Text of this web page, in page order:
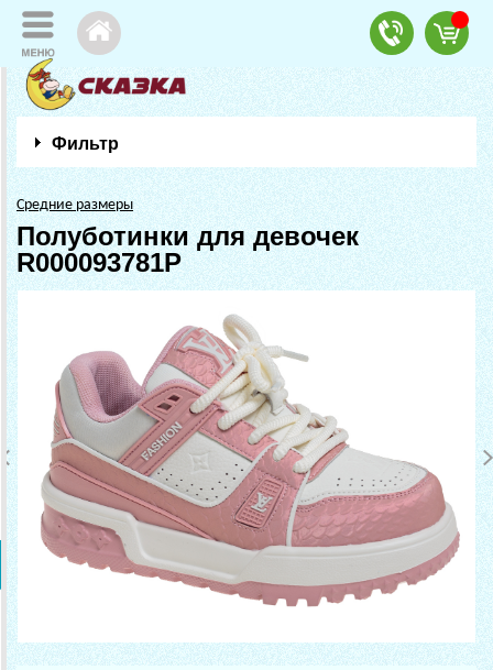
Фильтр
Средние размеры
Полуботинки для девочек
R000093781P